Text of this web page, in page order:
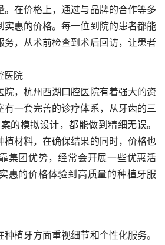
。在价格上，通过与品牌的合作等多
实惠的价格。每一位到院的患者都能
务，从术前检查到术后回访，让患者
医院
院，杭州西湖口腔医院有着强大的资
有一套完善的诊疗体系，从牙齿的三
的模拟设计，都能做到精细无误。
植材料，在确保结果的同时，价格也
集团优势，经常会开展一些优惠活
惠的价格体验到高质量的种植牙服
植牙方面重视细节和个性化服务。